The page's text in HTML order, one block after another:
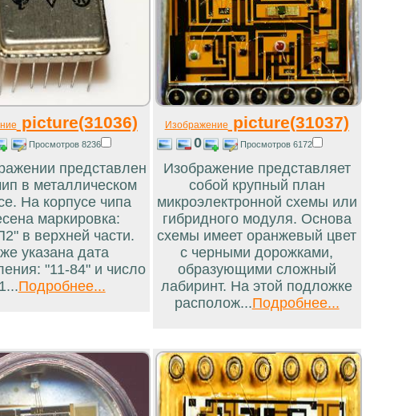
picture(31036)
Просмотров 8236
представлен
в металлическом
На корпусе чипа
маркировка:
в верхней части.
указана дата
"11-84" и число
Подробнее...
Изображение picture(31037)
0 Просмотров 6172
Изображение представляет
собой крупный план
микроэлектронной схемы или
гибридного модуля. Основа
схемы имеет оранжевый цвет
с черными дорожками,
образующими сложный
лабиринт. На этой подложке
располож...Подробнее...